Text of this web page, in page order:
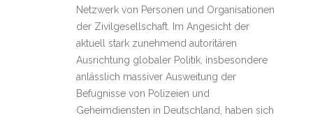
Netzwerk von Personen und Organisationen
der Zivilgesellschaft. Im Angesicht der
aktuell stark zunehmend autoritären
Ausrichtung globaler Politik, insbesondere
anlässlich massiver Ausweitung der
Befugnisse von Polizeien und
Geheimdiensten in Deutschland, haben sich